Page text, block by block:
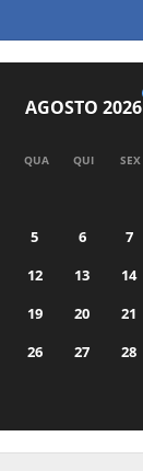
AGOSTO 2026
QUA QUI SEX
5 6 7
12 13 14
19 20 21
26 27 28